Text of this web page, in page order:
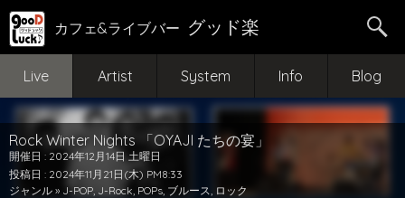
カフェ&ライブバー グッド楽
Live Artist System Info Blog
Rock Winter Nights 「OYAJI たちの宴」
開催日 : 2024年12月14日 土曜日
投稿日 : 2024年11月21日(木) PM8:33
ジャンル » J-POP, J-Rock, POPs, ブルース, ロック